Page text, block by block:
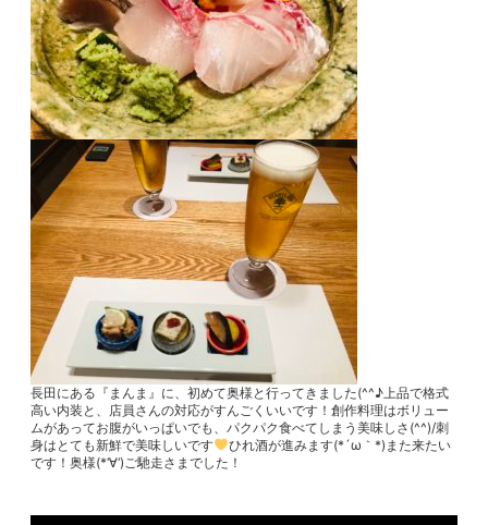
長田にある『まんま』に、初めて奥様と行ってきました(^^♪上品で格式
高い内装と、店員さんの対応がすんごくいいです！創作料理はボリュー
ムがあってお腹がいっぱいでも、パクパク食べてしまう美味しさ(^^)/刺
身はとても新鮮で美味しいです
ひれ酒が進みます(*´ω｀*)また来たい
です！奥様(*‘∀‘)ご馳走さまでした！